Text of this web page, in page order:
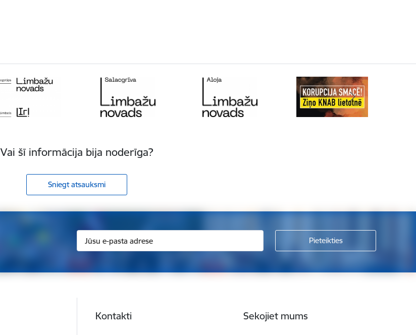
Vai šī informācija bija noderīga?
Sniegt atsauksmi
Kontakti Sekojiet mums